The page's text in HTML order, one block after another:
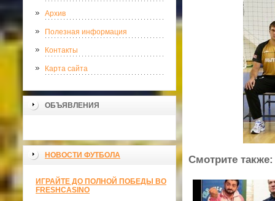
Архив
Полезная информация
Контакты
Карта сайта
ОБЪЯВЛЕНИЯ
НОВОСТИ ФУТБОЛА
ИГРАЙТЕ ДО ПОЛНОЙ ПОБЕДЫ ВО
FRESHCASINO
Смотрите также: